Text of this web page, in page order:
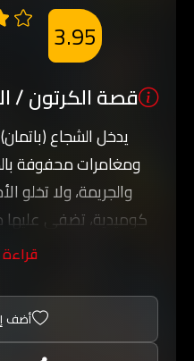
3.95
قصة الكرتون /
يدخل الشجاع
ومغامرات محفوفة
والجريمة، ولا تخلو
كوميدية، تضفي عليها
يجد (باتمان) نفسه
(باتمان) ينجح في قيادة
عليهم، اعتمادًا على
قراءة
أضف